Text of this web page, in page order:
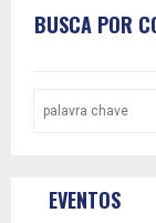
BUSCA POR
EVENTOS